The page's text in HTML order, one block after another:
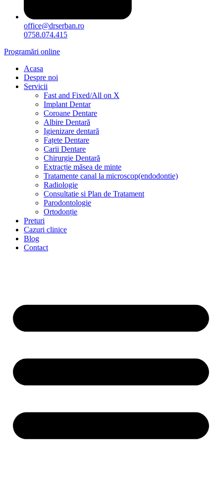
office@drserban.ro
0758.074.415
Programări online
Acasa
Despre noi
Servicii
Fast and Fixed/All on X
Implant Dentar
Coroane Dentare
Albire Dentară
Igienizare dentară
Fațete Dentare
Carii Dentare
Chirurgie Dentară
Extracție măsea de minte
Tratamente canal la microscop(endodontie)
Radiologie
Consultatie si Plan de Tratament
Parodontologie
Ortodonție
Preturi
Cazuri clinice
Blog
Contact